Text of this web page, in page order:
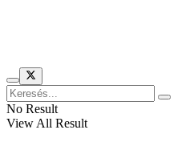
No Result
View All Result